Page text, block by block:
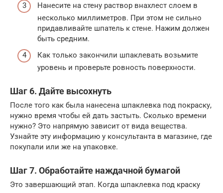
Нанесите на стену раствор внахлест слоем в
несколько миллиметров. При этом не сильно
придавливайте шпатель к стене. Нажим должен
быть средним.
Как только закончили шпаклевать возьмите
уровень и проверьте ровность поверхности.
Шаг 6. Дайте высохнуть
После того как была нанесена шпаклевка под покраску,
нужно время чтобы ей дать застыть. Сколько времени
нужно? Это напрямую зависит от вида вещества.
Узнайте эту информацию у консультанта в магазине, где
покупали или же на упаковке.
Шаг 7. Обработайте наждачной бумагой
Это завершающий этап. Когда шпаклевка под краску